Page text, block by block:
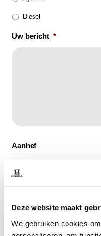
Deze website maakt
We gebruiken cookies
Diesel
Uw bericht *
Aanhef
Mevr.
Naam